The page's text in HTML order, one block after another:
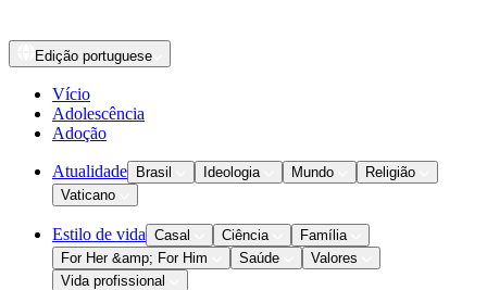
Edição portuguese
Vício
Adolescência
Adoção
Atualidade Brasil Ideologia Mundo
Religião
Vaticano
Estilo de vida Casal Ciência
Família
For Her &amp; For Him
Saúde
Valores
Vida profissional